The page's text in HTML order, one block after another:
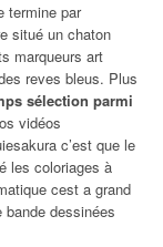
termine par
situé un chaton
marqueurs art
reves bleus. Plus
sélection parmi
vidéos
c’est que le
les coloriages à
cest a grand
bande dessinées